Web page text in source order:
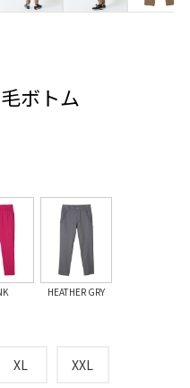
ボトム
HEATHER GRY
XL XXL